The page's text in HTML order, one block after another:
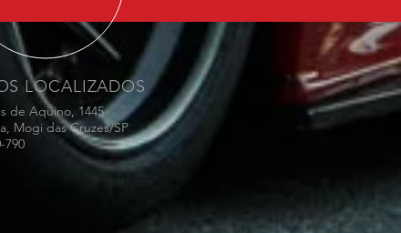
LOCALIZADOS
de Aquino, 1445
Mogi das Cruzes/SP
790